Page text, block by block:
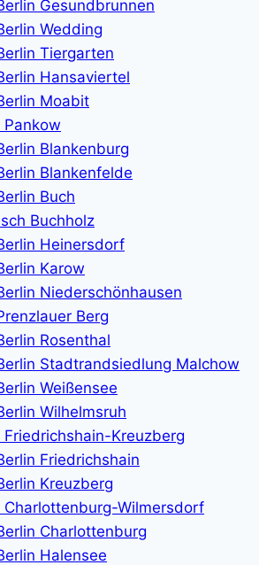
Gesundbrunnen
Wedding
Tiergarten
Hansaviertel
Moabit
Pankow
Blankenburg
Blankenfelde
Buch
Buchholz
Heinersdorf
Karow
Niederschönhausen
Berg
Rosenthal
Stadtrandsiedlung Malchow
Weißensee
Wilhelmsruh
Friedrichshain-Kreuzberg
Friedrichshain
Kreuzberg
Charlottenburg-Wilmersdorf
Charlottenburg
Halensee